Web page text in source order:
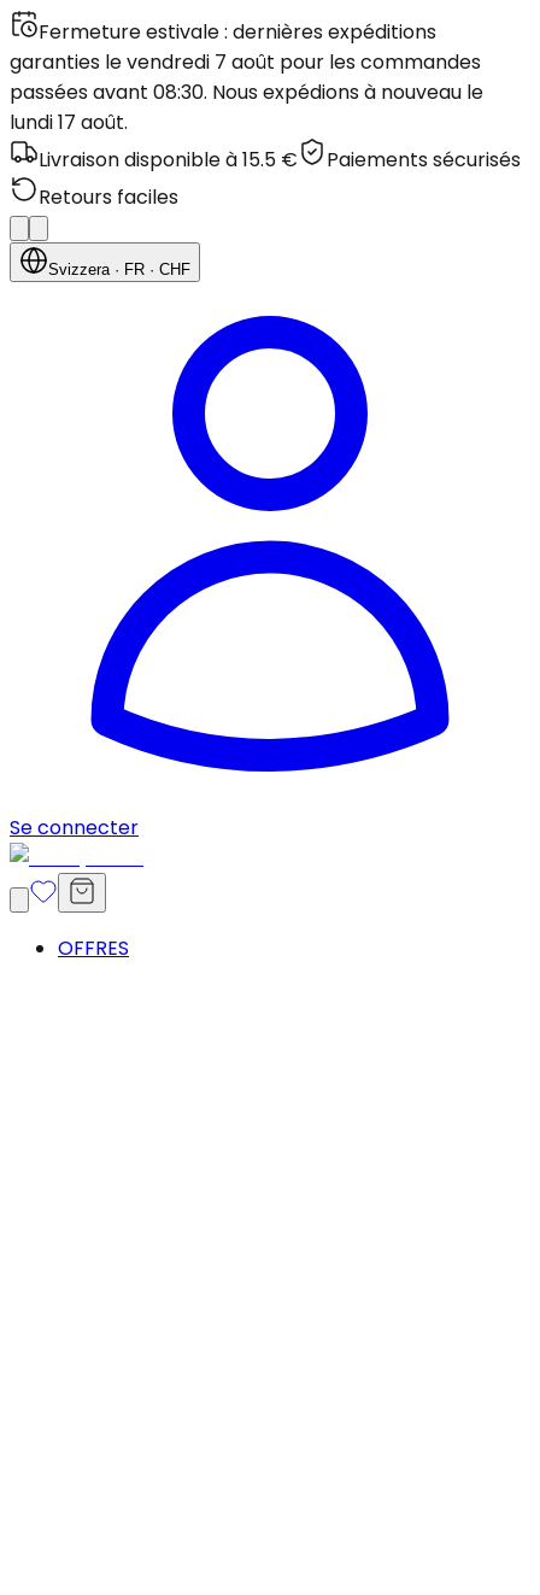
Fermeture estivale : dernières expéditions
garanties le vendredi 7 août pour les commandes
passées avant 08:30. Nous expédions à nouveau le
lundi 17 août.
Livraison disponible à 15.5 €
Paiements sécurisés
Retours faciles
Svizzera· FR · CHF
Se connecter
OFFRES